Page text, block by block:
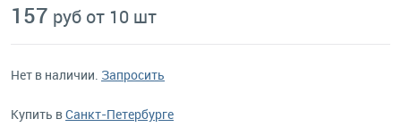
157 руб от 10 шт
Нет в наличии. Запросить
Купить вСанкт-Петербурге